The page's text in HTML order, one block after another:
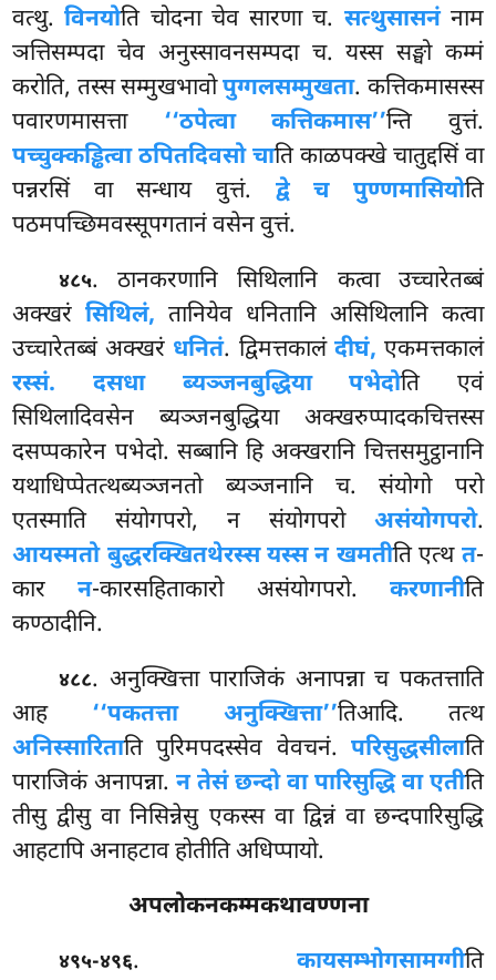
वत्थु.विनयोति चोदना चेव सारणा च. सत्थुसासनंनाम
ञत्तिसम्पदा चेव अनुस्सावनसम्पदा च. यस्स सङ्घो कम्मं
करोति, तस्स सम्मुखभावोपुग्गलसम्मुखता. कत्तिकमासस्स
पवारणमासत्ता ‘‘ठपेत्वा कत्तिकमास’’न्ति वुत्तं.
पच्चुक्कड्ढित्वा ठपितदिवसो चाति काळपक्खे चातुद्दसिं वा
पन्नरसिं वा सन्धाय वुत्तं. द्वे च पुण्णमासियोति
पठमपच्छिमवस्सूपगतानं वसेन वुत्तं.
४८५. ठानकरणानि सिथिलानि कत्वा उच्चारेतब्बं
अक्खरंसिथिलं, तानियेव धनितानि असिथिलानि कत्वा
उच्चारेतब्बं अक्खरं धनितं. द्विमत्तकालं दीघं, एकमत्तकालं
रस्सं. दसधा ब्यञ्जनबुद्धिया पभेदोति एवं
सिथिलादिवसेन ब्यञ्जनबुद्धिया अक्खरुप्पादकचित्तस्स
दसप्पकारेन पभेदो. सब्बानि हि अक्खरानि चित्तसमुट्ठानानि
यथाधिप्पेतत्थब्यञ्जनतो ब्यञ्जनानि च. संयोगो परो
एतस्माति संयोगपरो, न संयोगपरो असंयोगपरो.
आयस्मतो बुद्धरक्खितथेरस्स यस्स न खमतीति एत्थ त-
कारन-कारसहिताकारो असंयोगपरो. करणानीति
कण्ठादीनि.
४८८. अनुक्खित्तापाराजिकं अनापन्ना च पकतत्ताति
आह ‘‘पकतत्ता अनुक्खित्ता’’तिआदि. तत्थ
अनिस्सारिताति पुरिमपदस्सेव वेवचनं. परिसुद्धसीलाति
पाराजिकं अनापन्ना.न तेसं छन्दो वा पारिसुद्धि वा एतीति
तीसु द्वीसु वा निसिन्नेसु एकस्स वा द्विन्नं वा छन्दपारिसुद्धि
आहटापि अनाहटाव होतीति अधिप्पायो.
अपलोकनकम्मकथावण्णना
४९५-४९६. कायसम्भोगसामग्गीति